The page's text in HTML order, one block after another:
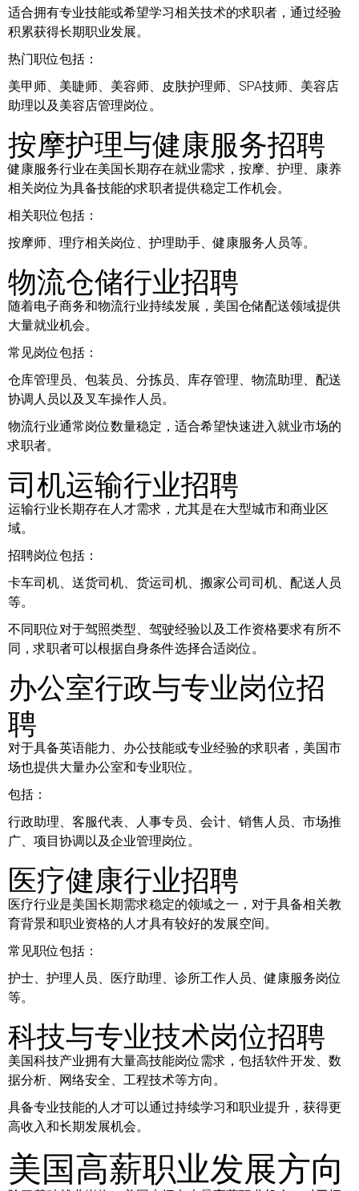
适合拥有专业技能或希望学习相关技术的求职者，通过经验
积累获得长期职业发展。
热门职位包括：
美甲师、美睫师、美容师、皮肤护理师、SPA技师、美容店
助理以及美容店管理岗位。
按摩护理与健康服务招聘
健康服务行业在美国长期存在就业需求，按摩、护理、康养
相关岗位为具备技能的求职者提供稳定工作机会。
相关职位包括：
按摩师、理疗相关岗位、护理助手、健康服务人员等。
物流仓储行业招聘
随着电子商务和物流行业持续发展，美国仓储配送领域提供
大量就业机会。
常见岗位包括：
仓库管理员、包装员、分拣员、库存管理、物流助理、配送
协调人员以及叉车操作人员。
物流行业通常岗位数量稳定，适合希望快速进入就业市场的
求职者。
司机运输行业招聘
运输行业长期存在人才需求，尤其是在大型城市和商业区
域。
招聘岗位包括：
卡车司机、送货司机、货运司机、搬家公司司机、配送人员
等。
不同职位对于驾照类型、驾驶经验以及工作资格要求有所不
同，求职者可以根据自身条件选择合适岗位。
办公室行政与专业岗位招
聘
对于具备英语能力、办公技能或专业经验的求职者，美国市
场也提供大量办公室和专业职位。
包括：
行政助理、客服代表、人事专员、会计、销售人员、市场推
广、项目协调以及企业管理岗位。
医疗健康行业招聘
医疗行业是美国长期需求稳定的领域之一，对于具备相关教
育背景和职业资格的人才具有较好的发展空间。
常见职位包括：
护士、护理人员、医疗助理、诊所工作人员、健康服务岗位
等。
科技与专业技术岗位招聘
美国科技产业拥有大量高技能岗位需求，包括软件开发、数
据分析、网络安全、工程技术等方向。
具备专业技能的人才可以通过持续学习和职业提升，获得更
高收入和长期发展机会。
美国高薪职业发展方向